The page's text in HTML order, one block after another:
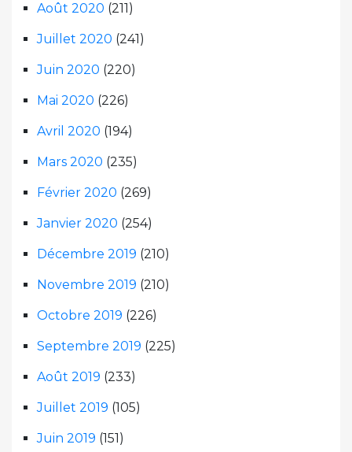
Août 2020 (211)
Juillet 2020 (241)
Juin 2020 (220)
Mai 2020 (226)
Avril 2020 (194)
Mars 2020 (235)
Février 2020 (269)
Janvier 2020 (254)
Décembre 2019 (210)
Novembre 2019 (210)
Octobre 2019 (226)
Septembre 2019 (225)
Août 2019 (233)
Juillet 2019 (105)
Juin 2019 (151)